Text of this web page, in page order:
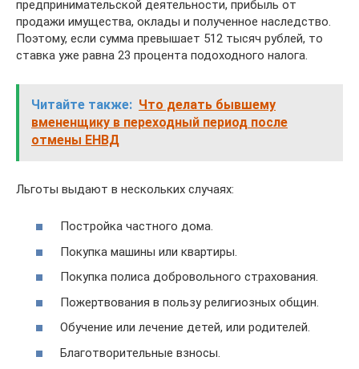
предпринимательской деятельности, прибыль от
продажи имущества, оклады и полученное наследство.
Поэтому, если сумма превышает 512 тысяч рублей, то
ставка уже равна 23 процента подоходного налога.
Читайте также: Что делать бывшему
вмененщику в переходный период после
отмены ЕНВД
Льготы выдают в нескольких случаях:
Постройка частного дома.
Покупка машины или квартиры.
Покупка полиса добровольного страхования.
Пожертвования в пользу религиозных общин.
Обучение или лечение детей, или родителей.
Благотворительные взносы.